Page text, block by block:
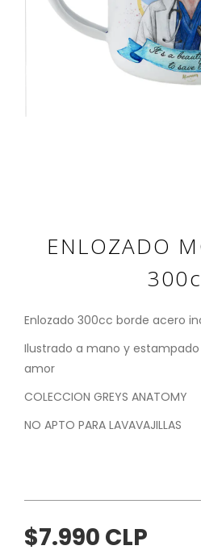
ENLOZADO
Enlozado 300cc borde acero
Ilustrado a mano y
amor
COLECCION GREYS ANATOMY
NO APTO PARA LAVAVAJILLAS
$7.990 CLP